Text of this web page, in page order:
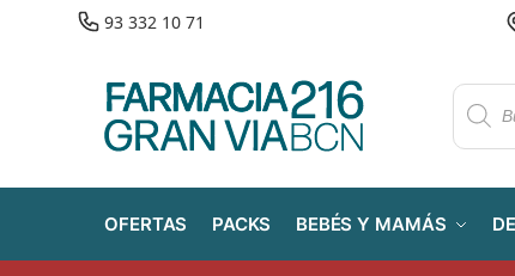
93 332 10 71
OFERTAS PACKS BEBÉS Y MAMÁS